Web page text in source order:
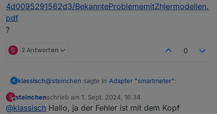
4d0095291562d3/BekannteProblememitZhlermodellen.
pdf
?
S 2 Antworten 0
K klassisch@steinchen sagte in Adapter "smartmeter":
Ich habe die Köpfe mal an den Zählern
S
Offline
steinchenschrieb am 1. Sept. 2024, 16:34
zuletzt editiert von
@klassisch Hallo, ja der Fehler ist mit dem Kopf